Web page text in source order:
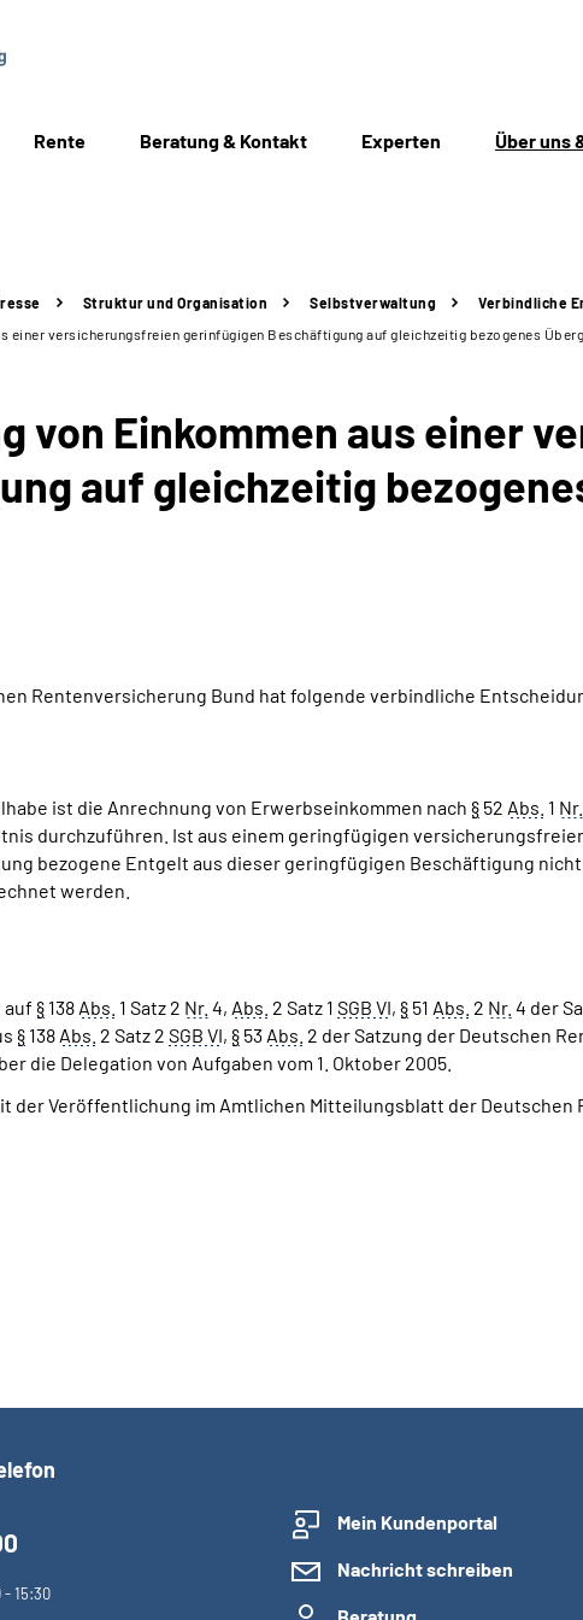
Rente Beratung & Kontakt Experten Über uns
Struktur und Organisation Selbstverwaltung
Verbindliche
einer versicherungsfreien gerinfügigen Beschäftigung auf gleichzeitig bezogenes
von Einkommen aus einer
auf gleichzeitig
Rentenversicherung Bund hat folgende verbindliche
ist die Anrechnung von Erwerbseinkommen nach § 52 Abs. 1 Nr.
durchzuführen. Ist aus einem geringfügigen
bezogene Entgelt aus dieser geringfügigen Beschäftigung
werden.
auf § 138 Abs. 1 Satz 2 Nr. 4, Abs. 2 Satz 1 SGB VI, § 51 Abs. 2 Nr. 4 der
§ 138 Abs. 2 Satz 2 SGB VI, § 53 Abs. 2 der Satzung der Deutschen
die Delegation von Aufgaben vom 1. Oktober 2005.
der Veröffentlichung im Amtlichen Mitteilungsblatt der Deutschen
- 15:30
Mein Kundenportal
Nachricht schreiben